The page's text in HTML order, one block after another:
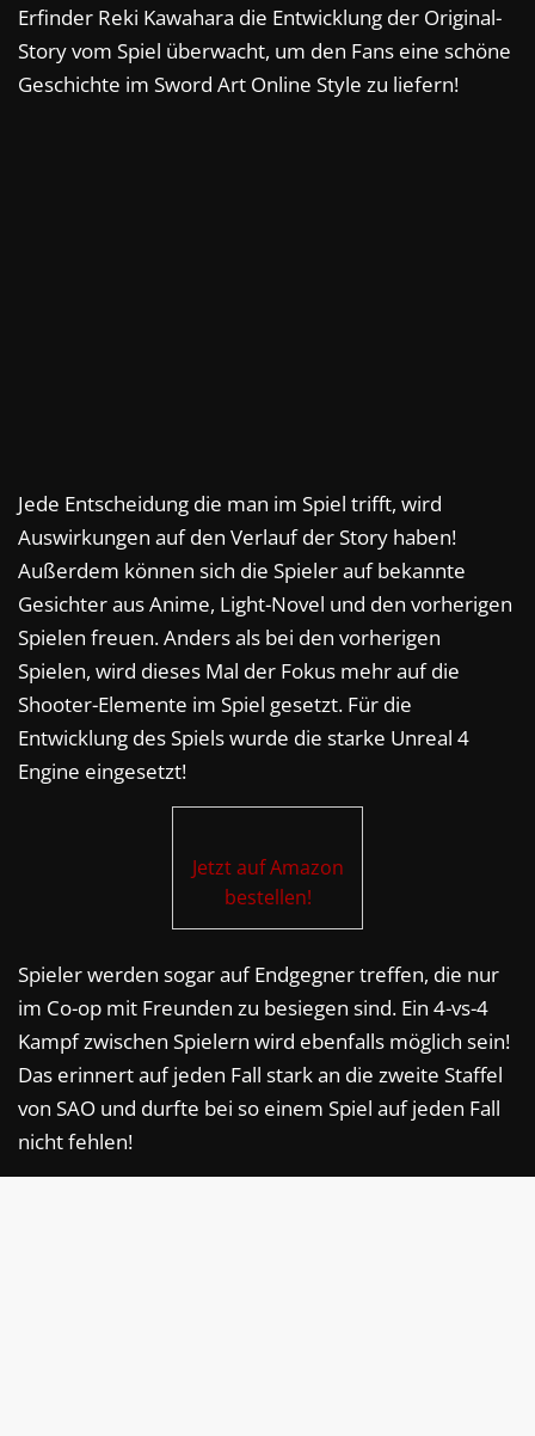
Erfinder Reki Kawahara die Entwicklung der Original-
Story vom Spiel überwacht, um den Fans eine schöne
Geschichte im Sword Art Online Style zu liefern!
Jede Entscheidung die man im Spiel trifft, wird
Auswirkungen auf den Verlauf der Story haben!
Außerdem können sich die Spieler auf bekannte
Gesichter aus Anime, Light-Novel und den vorherigen
Spielen freuen. Anders als bei den vorherigen
Spielen, wird dieses Mal der Fokus mehr auf die
Shooter-Elemente im Spiel gesetzt. Für die
Entwicklung des Spiels wurde die starke Unreal 4
Engine eingesetzt!
Jetzt auf Amazon
bestellen!
Spieler werden sogar auf Endgegner treffen, die nur
im Co-op mit Freunden zu besiegen sind. Ein 4-vs-4
Kampf zwischen Spielern wird ebenfalls möglich sein!
Das erinnert auf jeden Fall stark an die zweite Staffel
von SAO und durfte bei so einem Spiel auf jeden Fall
nicht fehlen!